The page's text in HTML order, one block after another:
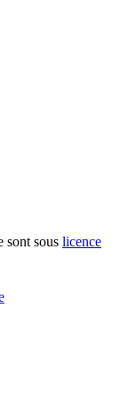
sont sous licence